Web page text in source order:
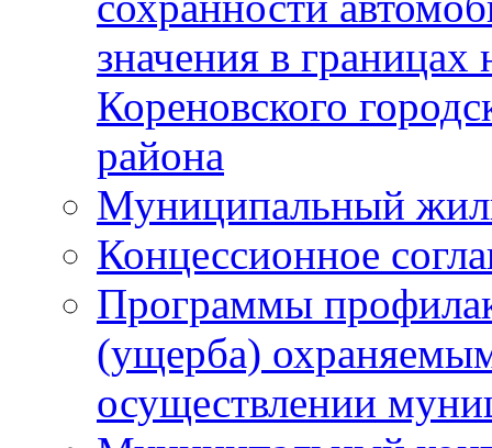
значения в
Кореновского
района
Муниципальный
Концессионное
Программы
(ущерба)
осуществлении